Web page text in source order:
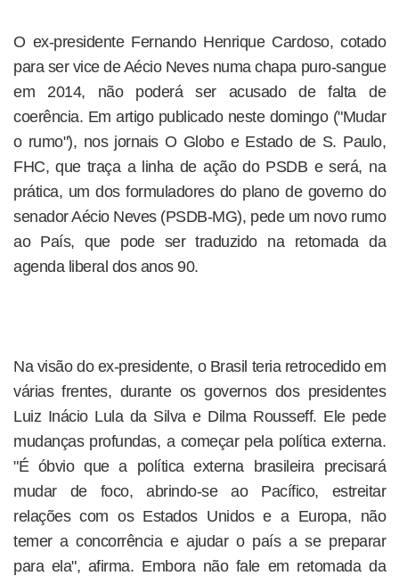
O ex-presidente Fernando Henrique Cardoso, cotado
para ser vice de Aécio Neves numa chapa puro-sangue
em 2014, não poderá ser acusado de falta de
coerência. Em artigo publicado neste domingo ("Mudar
o rumo"), nos jornais O Globo e Estado de S. Paulo,
FHC, que traça a linha de ação do PSDB e será, na
prática, um dos formuladores do plano de governo do
senador Aécio Neves (PSDB-MG), pede um novo rumo
ao País, que pode ser traduzido na retomada da
agenda liberal dos anos 90.
Na visão do ex-presidente, o Brasil teria retrocedido em
várias frentes, durante os governos dos presidentes
Luiz Inácio Lula da Silva e Dilma Rousseff. Ele pede
mudanças profundas, a começar pela política externa.
"É óbvio que a política externa brasileira precisará
mudar de foco, abrindo-se ao Pacífico, estreitar
relações com os Estados Unidos e a Europa, não
temer a concorrência e ajudar o país a se preparar
para ela", afirma. Embora não fale em retomada da